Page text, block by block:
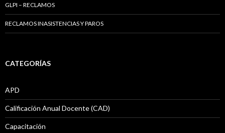
GLPI – RECLAMOS
RECLAMOS INASISTENCIAS Y PAROS
CATEGORÍAS
APD
Calificación Anual Docente (CAD)
Capacitación